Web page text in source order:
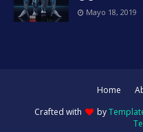
Mayo 18, 2019
Home
Crafted with
by